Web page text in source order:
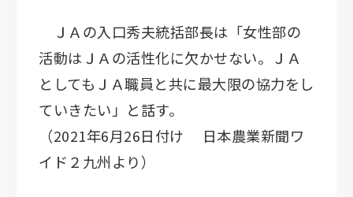
ＪＡの入口秀夫統括部長は「女性部の
活動はＪＡの活性化に欠かせない。ＪＡ
としてもＪＡ職員と共に最大限の協力をし
ていきたい」と話す。
（2021年6月26日付け 日本農業新聞ワ
イド２九州より）